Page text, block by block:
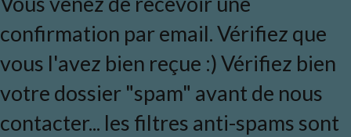
confirmation par email. Vérifiez que
vous l'avez bien reçue :) Vérifiez bien
votre dossier "spam" avant de nous
contacter... les filtres anti-spams sont